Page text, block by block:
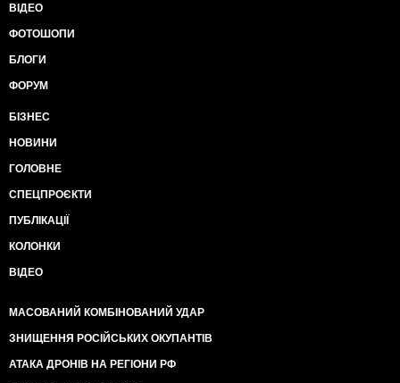
ВІДЕО
ФОТОШОПИ
БЛОГИ
ФОРУМ
БІЗНЕС
НОВИНИ
ГОЛОВНЕ
СПЕЦПРОЄКТИ
ПУБЛІКАЦІЇ
КОЛОНКИ
ВІДЕО
МАСОВАНИЙ КОМБІНОВАНИЙ УДАР
ЗНИЩЕННЯ РОСІЙСЬКИХ ОКУПАНТІВ
АТАКА ДРОНІВ НА РЕГІОНИ РФ